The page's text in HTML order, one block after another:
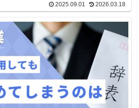
2025.09.01 2026.03.18